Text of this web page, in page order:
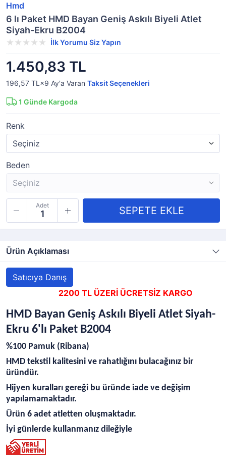
Hmd
6 lı Paket HMD Bayan Geniş Askılı Biyeli Atlet
Siyah-Ekru B2004
İlk Yorumu Siz Yapın
1.450,83 TL
196,57 TL×9 Ay'a Varan Taksit Seçenekleri
1 Günde Kargoda
Renk
Beden
Adet
Ürün Açıklaması
Satıcıya Danış
2200 TL ÜZERİ ÜCRETSİZ KARGO
HMD Bayan Geniş Askılı Biyeli Atlet Siyah-
Ekru 6'lı Paket B2004
%100 Pamuk (Ribana)
HMD tekstil kalitesini ve rahatlığını bulacağınız bir
üründür.
Hijyen kuralları gereği bu üründe iade ve değişim
yapılamamaktadır.
Ürün 6 adet atletten oluşmaktadır.
İyi günlerde kullanmanız dileğiyle